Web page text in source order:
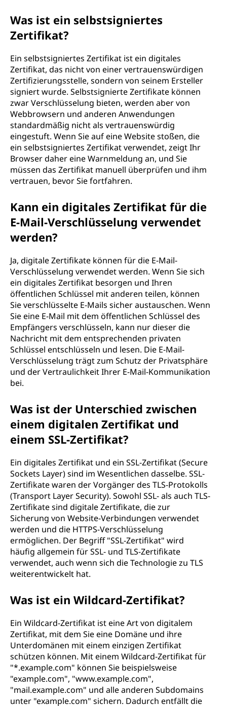
Was ist ein selbstsigniertes
Zertifikat?
Ein selbstsigniertes Zertifikat ist ein digitales
Zertifikat, das nicht von einer vertrauenswürdigen
Zertifizierungsstelle, sondern von seinem Ersteller
signiert wurde. Selbstsignierte Zertifikate können
zwar Verschlüsselung bieten, werden aber von
Webbrowsern und anderen Anwendungen
standardmäßig nicht als vertrauenswürdig
eingestuft. Wenn Sie auf eine Website stoßen, die
ein selbstsigniertes Zertifikat verwendet, zeigt Ihr
Browser daher eine Warnmeldung an, und Sie
müssen das Zertifikat manuell überprüfen und ihm
vertrauen, bevor Sie fortfahren.
Kann ein digitales Zertifikat für die
E-Mail-Verschlüsselung verwendet
werden?
Ja, digitale Zertifikate können für die E-Mail-
Verschlüsselung verwendet werden. Wenn Sie sich
ein digitales Zertifikat besorgen und Ihren
öffentlichen Schlüssel mit anderen teilen, können
Sie verschlüsselte E-Mails sicher austauschen. Wenn
Sie eine E-Mail mit dem öffentlichen Schlüssel des
Empfängers verschlüsseln, kann nur dieser die
Nachricht mit dem entsprechenden privaten
Schlüssel entschlüsseln und lesen. Die E-Mail-
Verschlüsselung trägt zum Schutz der Privatsphäre
und der Vertraulichkeit Ihrer E-Mail-Kommunikation
bei.
Was ist der Unterschied zwischen
einem digitalen Zertifikat und
einem SSL-Zertifikat?
Ein digitales Zertifikat und ein SSL-Zertifikat (Secure
Sockets Layer) sind im Wesentlichen dasselbe. SSL-
Zertifikate waren der Vorgänger des TLS-Protokolls
(Transport Layer Security). Sowohl SSL- als auch TLS-
Zertifikate sind digitale Zertifikate, die zur
Sicherung von Website-Verbindungen verwendet
werden und die HTTPS-Verschlüsselung
ermöglichen. Der Begriff "SSL-Zertifikat" wird
häufig allgemein für SSL- und TLS-Zertifikate
verwendet, auch wenn sich die Technologie zu TLS
weiterentwickelt hat.
Was ist ein Wildcard-Zertifikat?
Ein Wildcard-Zertifikat ist eine Art von digitalem
Zertifikat, mit dem Sie eine Domäne und ihre
Unterdomänen mit einem einzigen Zertifikat
schützen können. Mit einem Wildcard-Zertifikat für
"*.example.com" können Sie beispielsweise
"example.com", "www.example.com",
"mail.example.com" und alle anderen Subdomains
unter "example.com" sichern. Dadurch entfällt die